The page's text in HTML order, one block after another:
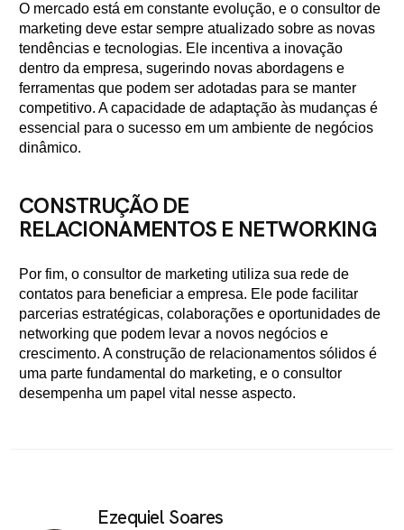
O mercado está em constante evolução, e o consultor de
marketing deve estar sempre atualizado sobre as novas
tendências e tecnologias. Ele incentiva a inovação
dentro da empresa, sugerindo novas abordagens e
ferramentas que podem ser adotadas para se manter
competitivo. A capacidade de adaptação às mudanças é
essencial para o sucesso em um ambiente de negócios
dinâmico.
CONSTRUÇÃO DE
RELACIONAMENTOS E NETWORKING
Por fim, o consultor de marketing utiliza sua rede de
contatos para beneficiar a empresa. Ele pode facilitar
parcerias estratégicas, colaborações e oportunidades de
networking que podem levar a novos negócios e
crescimento. A construção de relacionamentos sólidos é
uma parte fundamental do marketing, e o consultor
desempenha um papel vital nesse aspecto.
Ezequiel Soares